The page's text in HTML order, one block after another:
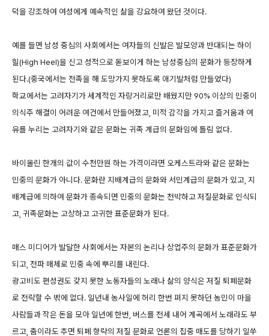
덕을 강조하여 여성에게 예속적인 삶을 강요하여 왔던 것이다.
예를 들면 남성 중심의 사회에서는 여자들의 신발은 발모양과 반대되는 하이
힐(High Heel)을 신고 성적으로 돋보이게 하는 남성중심의 문화가 등장하게
된다.(중국에서는 전족을 해 도망가지 못하도록 애기발처럼 만들었다)
학교에서는 고려자기가 세계적인 자랑거리로만 배웠지만 90% 이상의 민중이
의식주 해결이 어려운 여건에서 만들어졌고, 미적 감각을 가지고 즐거움과 여
유를 누리는 고려자기와 같은 문화는 귀족 계급의 문화임에 틀림 없다.
바이올린 한개의 값이 수천만원 하는 가격이라면 오케스트라와 같은 문화는
민중의 문화가 아니다. 문화란 지배계급의 문화와 서민계급의 문화가 있고, 지
배계급에 의하여 문화가 종속되면 민중의 문화는 천박하고 저질문화로 인식되
고, 귀족문화는 고상하고 고귀한 표준문화가 된다.
매스 미디어가 발달한 사회에서는 자본의 논리나 상업주의 문화가 표준문화가
되고, 전파 매체로 민중 속에 뿌리를 내린다.
광고비도 편성권도 갖지 못한 노동자들의 노래나 삶의 양식은 저질 퇴폐문화
로 전락할 수 밖에 없다. 일년내 농사일에 허리 한번 펴지 못하던 농민이 마을
사람들과 작은 돈을 모아 일년에 한번, 버스를 전세 내어 계곡에서 노래라도 부
르고, 춤이라도 추면 퇴폐 향략의 저질 문화로 언론의 집중 매도를 당하기 일쑤